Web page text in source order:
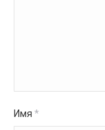
Имя *